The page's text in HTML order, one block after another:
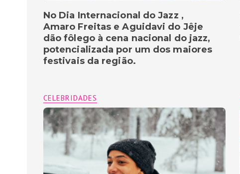
No Dia Internacional do Jazz ,
Amaro Freitas e Aguidavi do Jêje
dão fôlego à cena nacional do jazz,
potencializada por um dos maiores
festivais da região.
CELEBRIDADES